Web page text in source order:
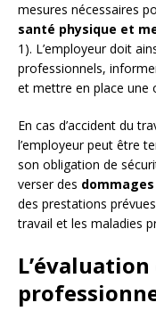
mesures nécessaires
santé physique et
1). L’employeur doit
professionnels,
et mettre en place une
En cas d’accident du
l’employeur peut être
son obligation de
verser des
des prestations
travail et les maladies